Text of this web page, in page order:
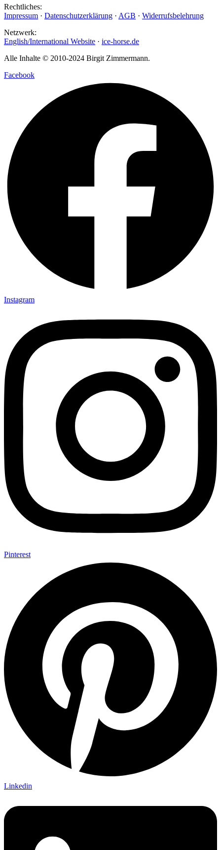
Rechtliches:
Impressum · Datenschutzerklärung · AGB · Widerrufsbelehrung
Netzwerk:
English/International Website · ice-horse.de
Alle Inhalte © 2010-2024 Birgit Zimmermann.
Facebook
Instagram
Pinterest
Linkedin